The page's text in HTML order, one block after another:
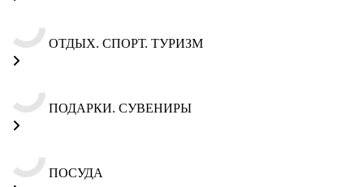
ОТДЫХ. СПОРТ. ТУРИЗМ
ПОДАРКИ. СУВЕНИРЫ
ПОСУДА